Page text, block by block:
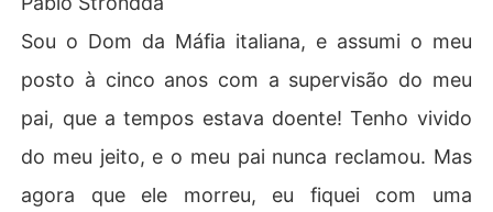
m fechadas para ela.
    Queria odiar Dom Pablo com toda a sua alma, por tê-l
a empedido de se casar com quem amava.
      Porém, quando a paixão a domina, ela percebe que p
ode estar amando o seu inimigo, ou o inimigo era quem
sempre esteve ao seu lado?
     Ela precisa descobrir...
Sou o Dom da Máfia italiana, e assumi o meu
posto à cinco anos com a supervisão do meu
pai, que a tempos estava doente! Tenho vivido
do meu jeito, e o meu pai nunca reclamou. Mas
agora que ele morreu, eu fiquei com uma